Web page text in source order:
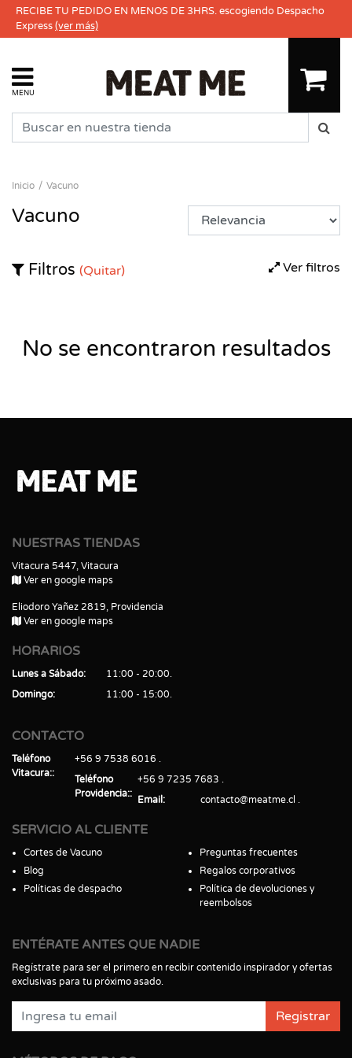
RECIBE TU PEDIDO EN MENOS DE 3HRS. escogiendo Despacho
Express(ver más)
MENU
Inicio Vacuno
Vacuno
Ver filtros
Filtros (Quitar)
No se encontraron resultados
NUESTRAS TIENDAS
Vitacura 5447, Vitacura
Ver en google maps
Eliodoro Yañez 2819, Providencia
Ver en google maps
HORARIOS
Lunes a Sábado
11:00 - 20:00
Domingo
11:00 - 15:00
CONTACTO
Teléfono
Vitacura:
+56 9 7538 6016
Teléfono
Providencia:
+56 9 7235 7683
Email
contacto@meatme.cl
SERVICIO AL CLIENTE
Cortes de Vacuno
Blog
Políticas de despacho
Preguntas frecuentes
Regalos corporativos
Política de devoluciones y
reembolsos
ENTÉRATE ANTES QUE NADIE
Regístrate para ser el primero en recibir contenido inspirador y ofertas
exclusivas para tu próximo asado.
Registrar